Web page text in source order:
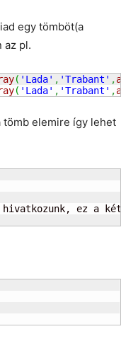
egy tömböt(a
az pl.
( 'Lada' , 'Trabant' ,
( 'Lada' , 'Trabant' ,
tömb elemire így lehet
ez a